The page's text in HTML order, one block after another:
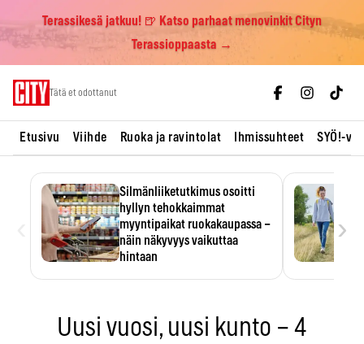
Terassikesä jatkuu! 🍺 Katso parhaat menovinkit Cityn
Terassioppaasta →
Tätä et odottanut
Etusivu Viihde Ruoka ja ravintolat Ihmissuhteet SYÖ!-
Silmänliiketutkimus osoitti
hyllyn tehokkaimmat
myyntipaikat ruokakaupassa –
näin näkyvyys vaikuttaa
hintaan
›
Uusi vuosi, uusi kunto – 4